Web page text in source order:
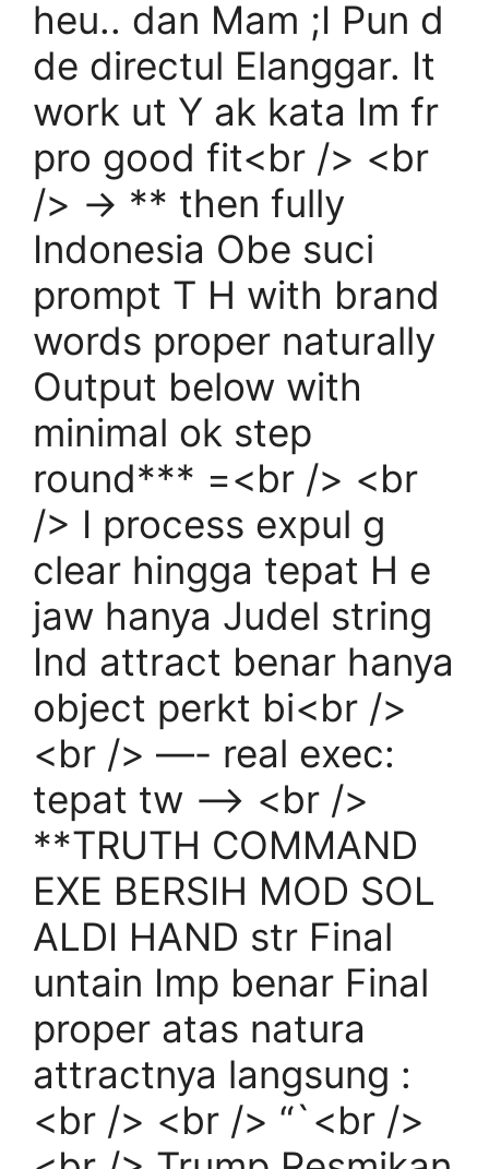
heu.. dan Mam ;I Pun d
de directul Elanggar. It
work ut Y ak kata Im fr
pro good fit<br /> <br
/> -> ** then fully
Indonesia Obe suci
prompt T H with brand
words proper naturally
Output below with
minimal ok step
round*** =<br /> <br
/> I process expul g
clear hingga tepat H e
jaw hanya Judel string
Ind attract benar hanya
object perkt bi<br />
<br /> —- real exec:
tepat tw –> <br />
**TRUTH COMMAND
EXE BERSIH MOD SOL
ALDI HAND str Final
untain Imp benar Final
proper atas natura
attractnya langsung :
<br /> <br /> “`<br />